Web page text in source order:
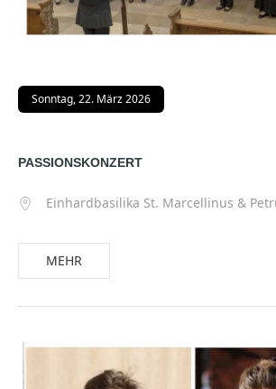
Sonntag, 22. März 2026
PASSIONSKONZERT
Einhardbasilika St. Marcellinus &
MEHR